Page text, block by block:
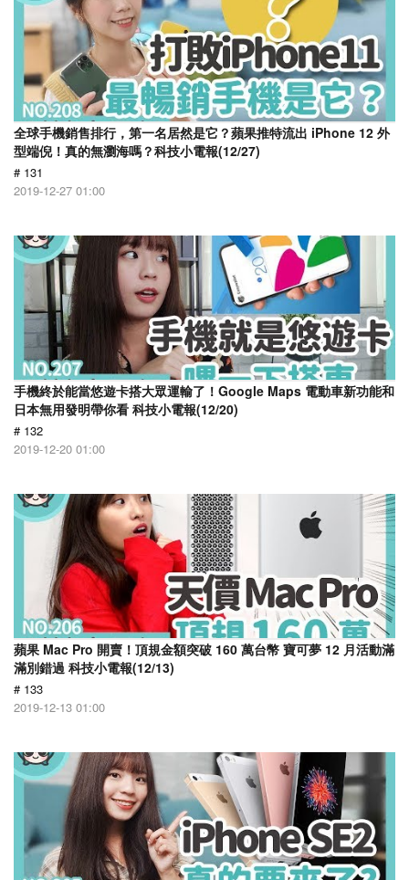
全球手機銷售排行，第一名居然是它？蘋果推特流出 iPhone 12 外
型端倪！真的無瀏海嗎？科技小電報(12/27)
# 131
2019-12-27 01:00
手機終於能當悠遊卡搭大眾運輸了！Google Maps 電動車新功能和
日本無用發明帶你看 科技小電報(12/20)
# 132
2019-12-20 01:00
蘋果 Mac Pro 開賣！頂規金額突破 160 萬台幣 寶可夢 12 月活動滿
滿別錯過 科技小電報(12/13)
# 133
2019-12-13 01:00